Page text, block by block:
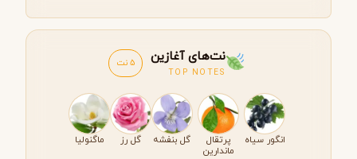
نت‌های آغازین
TOP NOTES
5 نت
انگور سیاه
پرتقال
ماندارین
گل بنفشه گل رز ماگنولیا